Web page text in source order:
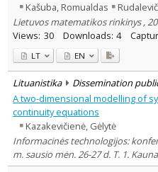
Kašuba, Romualdas
Lietuvos matematikos rinkinys ,
Views: 30 Downloads: 4
LT EN
Lituanistika Dissemination
A two-dimensional modelling of
continuity equations
Kazakevičienė, Gėlytė
Informacinės technologijos:
m. sausio mėn. 26-27 d. T. 1.